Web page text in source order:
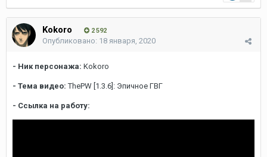
Kokoro 2 592
Опубликовано: 18 января, 2020
- Ник персонажа: Kokoro
- Тема видео:ThePW [1.3.6]: Эпичное ГВГ
- Ссылка на работу: